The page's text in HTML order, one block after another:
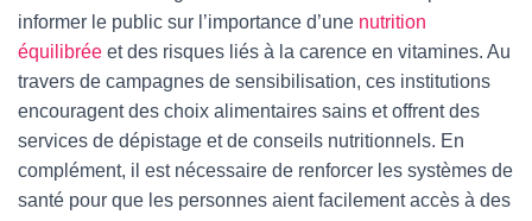
informer le public sur l’importance d’une nutrition
équilibrée et des risques liés à la carence en vitamines. Au
travers de campagnes de sensibilisation, ces institutions
encouragent des choix alimentaires sains et offrent des
services de dépistage et de conseils nutritionnels. En
complément, il est nécessaire de renforcer les systèmes de
santé pour que les personnes aient facilement accès à des